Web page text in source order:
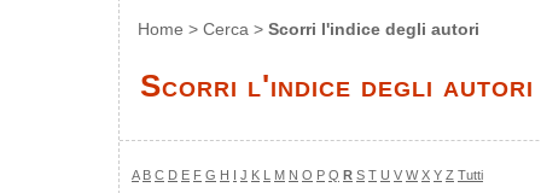
Home > Cerca > Scorri l'indice degli autori
Scorri l'indice degli autori
A B C D E F G H I J K L M N O P Q R S T U V W X Y Z Tutti